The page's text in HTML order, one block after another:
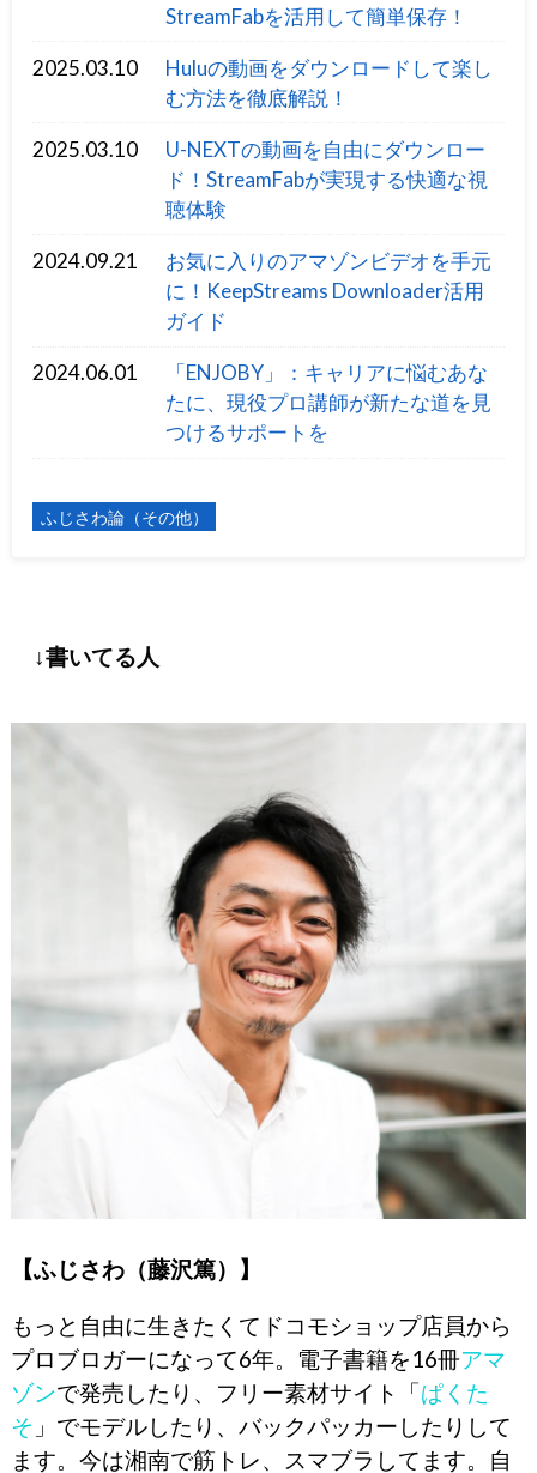
StreamFabを活用して簡単保存！
2025.03.10
Huluの動画をダウンロードして楽し
む方法を徹底解説！
2025.03.10
U-NEXTの動画を自由にダウンロー
ド！StreamFabが実現する快適な視
聴体験
2024.09.21
お気に入りのアマゾンビデオを手元
に！KeepStreams Downloader活用
ガイド
2024.06.01
「ENJOBY」：キャリアに悩むあな
たに、現役プロ講師が新たな道を見
つけるサポートを
ふじさわ論（その他）
↓書いてる人
【ふじさわ（藤沢篤）】
もっと自由に生きたくてドコモショップ店員から
プロブロガーになって6年。電子書籍を16冊アマ
ゾンで発売したり、フリー素材サイト「ぱくた
そ 」でモデルしたり、バックパッカーしたりして
ます。今は湘南で筋トレ、スマブラしてます。自